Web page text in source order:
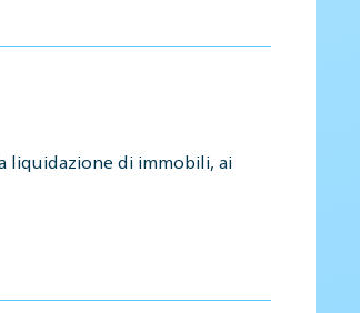
liquidazione di immobili, ai